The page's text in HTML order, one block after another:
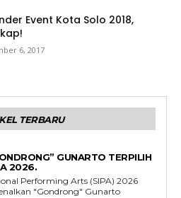
Event Kota Solo 2018,
6, 2017
TERBARU
GUNARTO TERPILIH
2026.
Performing Arts (SIPA) 2026
"Gondrong" Gunarto